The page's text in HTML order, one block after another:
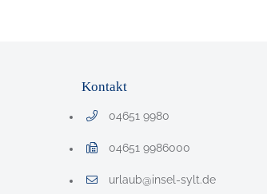
Kontakt
04651 9980
Telefonnummer: 0 4 6 5 1 9 9 8 0
04651 9986000
Faxnummer: 0 4 6 5 1 9 9 8 6 0 0 0
urlaub@insel-sylt.de
E-Mail Adresse: urlaub@insel-sylt.de